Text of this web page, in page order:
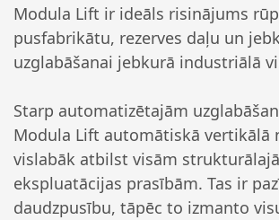
Modula Lift ir ideāls risinājums
pusfabrikātu, rezerves daļu un
uzglabāšanai jebkurā industriālā
Starp automatizētajām
Modula Lift automātiskā vertikālā
vislabāk atbilst visām
ekspluatācijas prasībām. Tas ir
daudzpusību, tāpēc to izmanto